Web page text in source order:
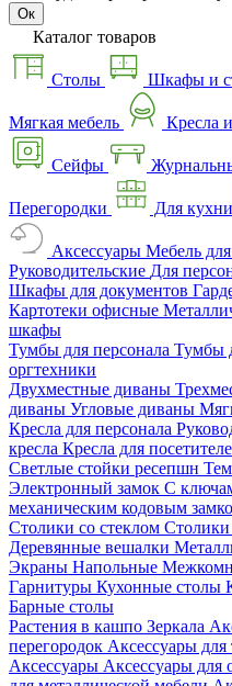
Ок
Каталог товаров
Столы Шкафы и
Мягкая мебель Кресла
Сейфы
Перегородки Для кухни
Аксессуары Мебель
Руководительские Для
Шкафы для документов
Картотеки офисные
шкафы
Тумбы для персонала Тумбы
оргтехники
Двухместные диваны
диваны Угловые диваны
Кресла для персонала
кресла Кресла для
Светлые стойки ресепшн
Электронный замок С
механическим кодовым
Столики со стеклом Столики
Деревянные вешалки
Экраны Напольные
Гарнитуры Кухонные столы
Барные столы
Растения в кашпо Зеркала
перегородок Аксессуары для
Аксессуары Аксессуары для